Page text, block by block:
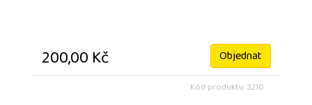
200,00 Kč Objednat
Kód produktu: 3210